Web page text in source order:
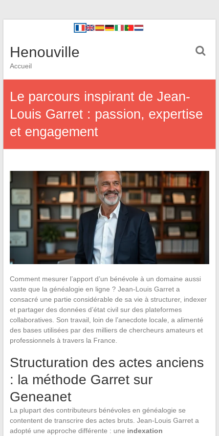
Henouville
Accueil
Le parcours inspirant de Jean-
Louis Garret : passion, expertise
et engagement
Comment mesurer l’apport d’un bénévole à un domaine aussi
vaste que la généalogie en ligne ? Jean-Louis Garret a
consacré une partie considérable de sa vie à structurer, indexer
et partager des données d’état civil sur des plateformes
collaboratives. Son travail, loin de l’anecdote locale, a alimenté
des bases utilisées par des milliers de chercheurs amateurs et
professionnels à travers la France.
Structuration des actes anciens
: la méthode Garret sur
Geneanet
La plupart des contributeurs bénévoles en généalogie se
contentent de transcrire des actes bruts. Jean-Louis Garret a
adopté une approche différente : une indexation